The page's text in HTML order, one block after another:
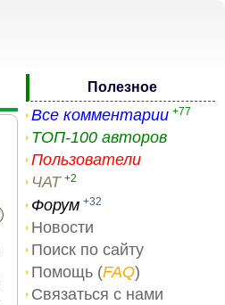
Полезное
Все комментарии +77
ТОП-100 авторов
Пользователи
ЧАТ +2
Форум +32
Новости
Поиск по сайту
Помощь (FAQ)
Связаться с нами